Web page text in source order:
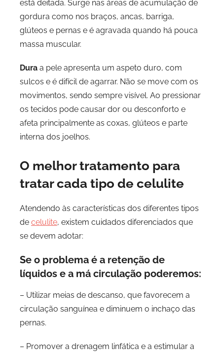
está deitada. Surge nas áreas de acumulação de
gordura como nos braços, ancas, barriga,
glúteos e pernas e é agravada quando há pouca
massa muscular.
Dura a pele apresenta um aspeto duro, com
sulcos e é difícil de agarrar. Não se move com os
movimentos, sendo sempre visível. Ao pressionar
os tecidos pode causar dor ou desconforto e
afeta principalmente as coxas, glúteos e parte
interna dos joelhos.
O melhor tratamento para
tratar cada tipo de celulite
Atendendo às características dos diferentes tipos
de celulite, existem cuidados diferenciados que
se devem adotar:
Se o problema é a retenção de
líquidos e a má circulação poderemos:
– Utilizar meias de descanso, que favorecem a
circulação sanguínea e diminuem o inchaço das
pernas.
– Promover a drenagem linfática e a estimular a